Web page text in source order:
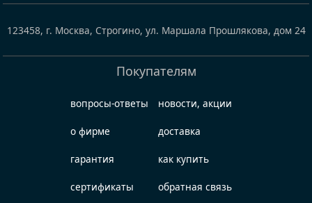
123458, г. Москва, Строгино, ул. Маршала Прошлякова, дом 24
Покупателям
вопросы-ответы
о фирме
гарантия
сертификаты
новости, акции
доставка
как купить
обратная связь